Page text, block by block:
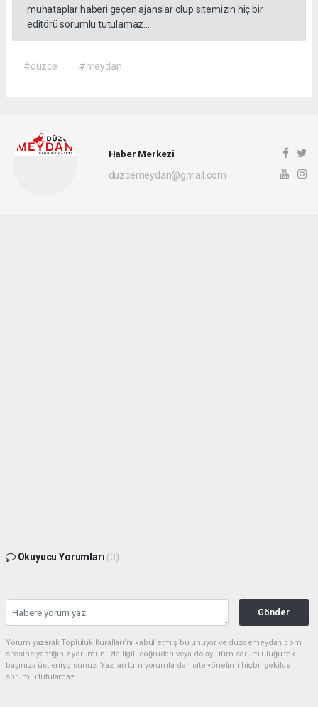
muhataplar haberi geçen ajanslar olup sitemizin hiç bir
editörü sorumlu tutulamaz...
#düzce #meydan
Haber Merkezi
duzcemeydan@gmail.com
Okuyucu Yorumları (0)
Gönder
Yorum yazarak Topluluk Kuralları’nı kabul etmiş bulunuyor ve duzcemeydan.com
sitesine yaptığınız yorumunuzla ilgili doğrudan veya dolaylı tüm sorumluluğu tek
başınıza üstleniyorsunuz. Yazılan tüm yorumlardan site yönetimi hiçbir şekilde
sorumlu tutulamaz.